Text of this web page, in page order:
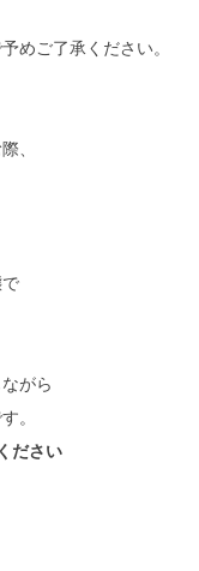
めご了承ください。
、
がら
。
ださい